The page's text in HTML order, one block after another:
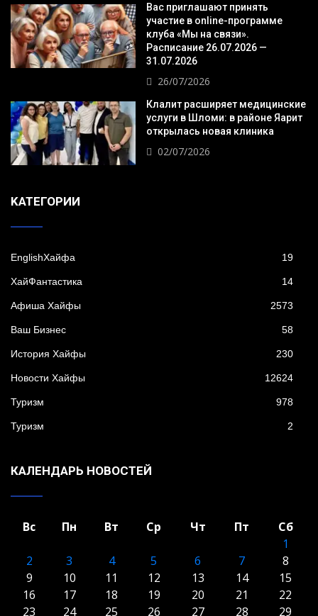
Вас приглашают принять
участие в online-программе
клуба «Мы на связи».
Расписание 26.07.2026 —
31.07.2026
26/07/2026
Клалит расширяет медицинские
услуги в Шломи: в районе Яарит
открылась новая клиника
02/07/2026
KАТЕГОРИИ
EnglishХайфа 19
XайФантастика 14
Афиша Хайфы 2573
Ваш Бизнес 58
История Хайфы 230
Новости Хайфы 12624
Туризм 978
Туризм 2
КАЛЕНДАРЬ НОВОСТЕЙ
Вс Пн Вт Ср Чт Пт
Сб
1
2
3 4 5 6 7
8
9
10 11 12 13 14
15
16
17 18 19 20 21
22
23
24 25 26 27 28
29